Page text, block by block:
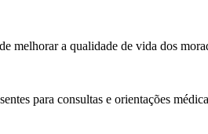
melhorar a qualidade de vida dos
para consultas e orientações